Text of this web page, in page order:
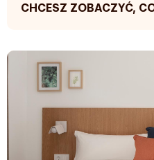
CHCESZ ZOBACZYĆ,
Materace premium
Pościel 200 splotów
Dźwiękoszczelne
Tarasy i leżaki
System wentylacji